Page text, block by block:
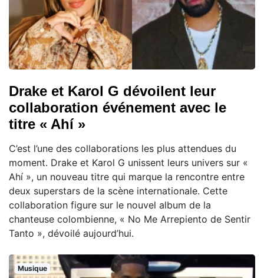
Drake et Karol G dévoilent leur
collaboration événement avec le
titre « Ahí »
C’est l’une des collaborations les plus attendues du
moment. Drake et Karol G unissent leurs univers sur «
Ahí », un nouveau titre qui marque la rencontre entre
deux superstars de la scène internationale. Cette
collaboration figure sur le nouvel album de la
chanteuse colombienne, « No Me Arrepiento de Sentir
Tanto », dévoilé aujourd’hui.
Musique